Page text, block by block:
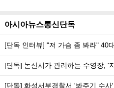
아시아뉴스통신단독
[단독 인터뷰] "저 가슴 좀 봐라" 40
[단독] 논산시가 관리하는 수영장, '
[단독] 화성서부경찰서 '봐주기 수